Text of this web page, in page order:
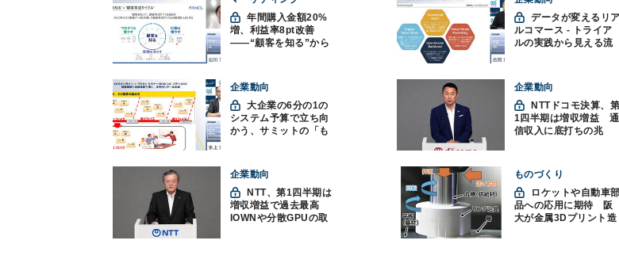
年間購入金額20%
増、利益率8pt改善
——“顧客を知る”から
えるオムニチャネル
データが変えるリア
ルコマース - トライア
ルの実践から見える流
企業動向
大企業の6分の1の
システム予算で立ち向
かう、サミットの「も
企業動向
NTTドコモ決算、第
1四半期は増収増益 通
信収入に底打ちの兆
企業動向
増収増益で過去最高
IOWNや分散GPUの取
ものづくり
品への応用に期待 阪
大が金属3Dプリント造